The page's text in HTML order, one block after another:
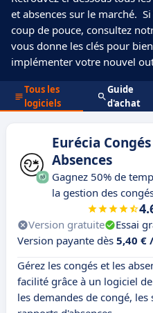
et absences sur le marché.
coup de pouce, consultez
vous donne les clés pour
implémenter votre nouvel
Tous les
logiciels
Guide
d'achat
Eurécia
Absences
Gagnez 50% de
la gestion des
Version gratuite Essai
Version payante dès 5,40 €
Gérez les congés et les
facilité grâce à un logiciel
les demandes de congé, les